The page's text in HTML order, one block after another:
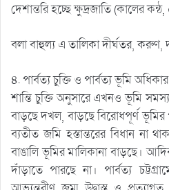
দেশান্তরি হচ্ছে ক্ষুদ্রজাতি (কালের
বলা বাহুল্য এ তালিকা দীর্ঘতর,
৪. পার্বত্য চুক্তি ও পার্বত্য ভূমি
শান্তি চুক্তি অনুসারে এখনও ভূমি
বাড়ছে দখল, বাড়ছে বিরোধপূর্ণ ভূমির
ব্যতীত জমি হস্তান্তরের বিধান না
বাঙালি ভূমির মালিকানা বাড়ছে।
দাঁড়াতে পারছে না। পার্বত্য